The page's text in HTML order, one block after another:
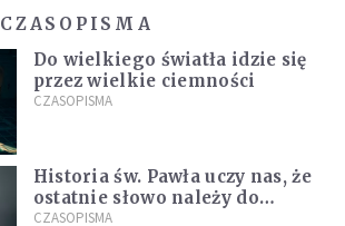
CZASOPISMA
Do wielkiego światła idzie się
przez wielkie ciemności
CZASOPISMA
Historia św. Pawła uczy nas, że
ostatnie słowo należy do
światła, a nie do ciemności
CZASOPISMA